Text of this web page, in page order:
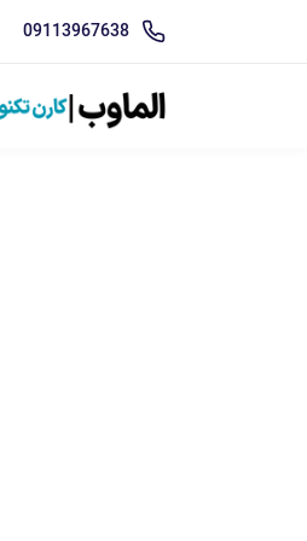
09113967638